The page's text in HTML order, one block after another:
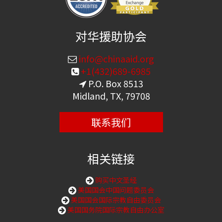
对华援助协会
info@chinaaid.org
+1(432)689-6985
P.O. Box 8513
Midland, TX, 79708
联系我们
相关链接
购买中文圣经
美国国会中国问题委员会
美国国会国际宗教自由委员会
美国国务院国际宗教自由办公室